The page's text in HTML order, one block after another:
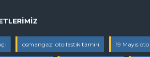
osmangazi oto lastik tamiri 19 Mayıs